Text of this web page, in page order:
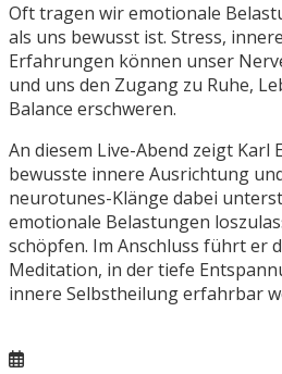
Oft tragen wir emotionale
als uns bewusst ist. Stress,
Erfahrungen können unser
und uns den Zugang zu Ruhe,
Balance erschweren.
An diesem Live-Abend zeigt Karl
bewusste innere Ausrichtung
neurotunes-Klänge dabei
emotionale Belastungen
schöpfen. Im Anschluss führt er
Meditation, in der tiefe
innere Selbstheilung erfahrbar